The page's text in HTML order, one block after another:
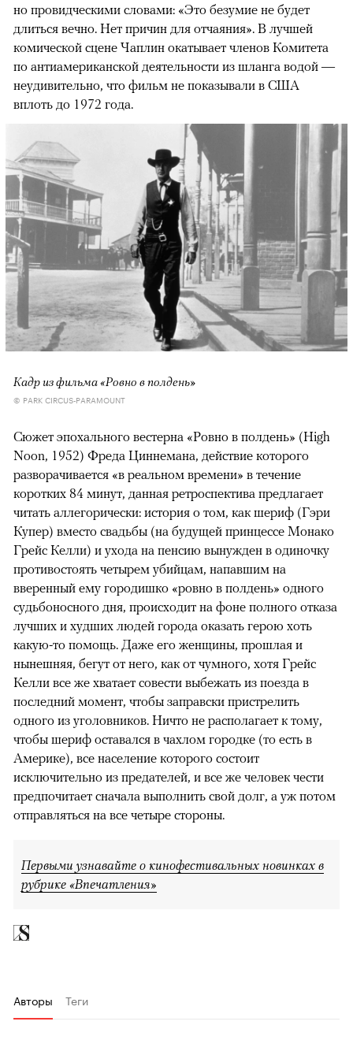
но провидческими словами: «Это безумие не будет
длиться вечно. Нет причин для отчаяния». В лучшей
комической сцене Чаплин окатывает членов Комитета
по антиамериканской деятельности из шланга водой —
неудивительно, что фильм не показывали в США
вплоть до 1972 года.
Кадр из фильма «Ровно в полдень»
© PARK CIRCUS-PARAMOUNT
Сюжет эпохального вестерна «Ровно в полдень» (High
Noon, 1952) Фреда Циннемана, действие которого
разворачивается «в реальном времени» в течение
коротких 84 минут, данная ретроспектива предлагает
читать аллегорически: история о том, как шериф (Гэри
Купер) вместо свадьбы (на будущей принцессе Монако
Грейс Келли) и ухода на пенсию вынужден в одиночку
противостоять четырем убийцам, напавшим на
вверенный ему городишко «ровно в полдень» одного
судьбоносного дня, происходит на фоне полного отказа
лучших и худших людей города оказать герою хоть
какую-то помощь. Даже его женщины, прошлая и
нынешняя, бегут от него, как от чумного, хотя Грейс
Келли все же хватает совести выбежать из поезда в
последний момент, чтобы заправски пристрелить
одного из уголовников. Ничто не располагает к тому,
чтобы шериф оставался в чахлом городке (то есть в
Америке), все население которого состоит
исключительно из предателей, и все же человек чести
предпочитает сначала выполнить свой долг, а уж потом
отправляться на все четыре стороны.
Первыми узнавайте о кинофестивальных новинках в
рубрике «Впечатления»
Авторы Теги